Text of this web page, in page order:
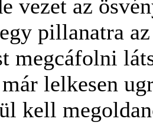
vezet az
pillanatra
megcáfolni
lelkesen
kell